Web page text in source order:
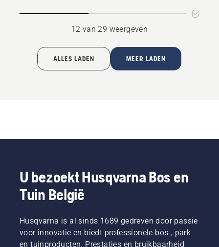
12 van 29 weergeven
ALLES LADEN MEER LADEN
U bezoekt Husqvarna Bos en
Tuin België
Husqvarna is al sinds 1689 gedreven door passie
voor innovatie en biedt professionele bos-, park-
en tuinproducten. Prestaties en bruikbaarheid